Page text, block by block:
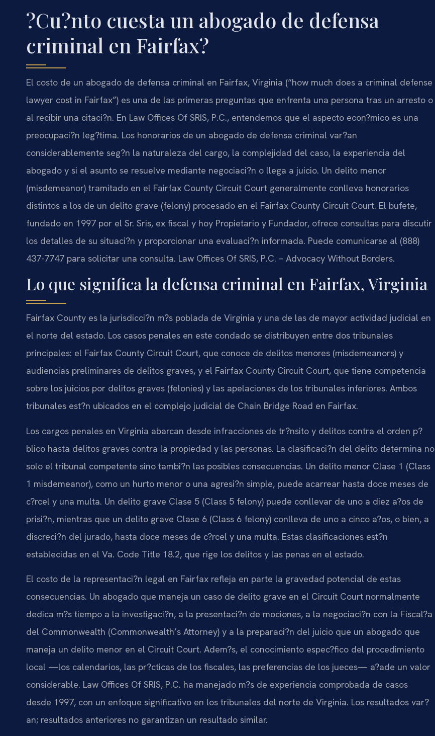
?Cu?nto cuesta un abogado de defensa
criminal en Fairfax?
El costo de un abogado de defensa criminal en Fairfax, Virginia (“how much does a criminal defense
lawyer cost in Fairfax”) es una de las primeras preguntas que enfrenta una persona tras un arresto o
al recibir una citaci?n. En Law Offices Of SRIS, P.C., entendemos que el aspecto econ?mico es una
preocupaci?n leg?tima. Los honorarios de un abogado de defensa criminal var?an
considerablemente seg?n la naturaleza del cargo, la complejidad del caso, la experiencia del
abogado y si el asunto se resuelve mediante negociaci?n o llega a juicio. Un delito menor
(misdemeanor) tramitado en el Fairfax County Circuit Court generalmente conlleva honorarios
distintos a los de un delito grave (felony) procesado en el Fairfax County Circuit Court. El bufete,
fundado en 1997 por el Sr. Sris, ex fiscal y hoy Propietario y Fundador, ofrece consultas para discutir
los detalles de su situaci?n y proporcionar una evaluaci?n informada. Puede comunicarse al (888)
437-7747 para solicitar una consulta. Law Offices Of SRIS, P.C. – Advocacy Without Borders.
Lo que significa la defensa criminal en Fairfax, Virginia
Fairfax County es la jurisdicci?n m?s poblada de Virginia y una de las de mayor actividad judicial en
el norte del estado. Los casos penales en este condado se distribuyen entre dos tribunales
principales: el Fairfax County Circuit Court, que conoce de delitos menores (misdemeanors) y
audiencias preliminares de delitos graves, y el Fairfax County Circuit Court, que tiene competencia
sobre los juicios por delitos graves (felonies) y las apelaciones de los tribunales inferiores. Ambos
tribunales est?n ubicados en el complejo judicial de Chain Bridge Road en Fairfax.
Los cargos penales en Virginia abarcan desde infracciones de tr?nsito y delitos contra el orden p?
blico hasta delitos graves contra la propiedad y las personas. La clasificaci?n del delito determina no
solo el tribunal competente sino tambi?n las posibles consecuencias. Un delito menor Clase 1 (Class
1 misdemeanor), como un hurto menor o una agresi?n simple, puede acarrear hasta doce meses de
c?rcel y una multa. Un delito grave Clase 5 (Class 5 felony) puede conllevar de uno a diez a?os de
prisi?n, mientras que un delito grave Clase 6 (Class 6 felony) conlleva de uno a cinco a?os, o bien, a
discreci?n del jurado, hasta doce meses de c?rcel y una multa. Estas clasificaciones est?n
establecidas en el Va. Code Title 18.2, que rige los delitos y las penas en el estado.
El costo de la representaci?n legal en Fairfax refleja en parte la gravedad potencial de estas
consecuencias. Un abogado que maneja un caso de delito grave en el Circuit Court normalmente
dedica m?s tiempo a la investigaci?n, a la presentaci?n de mociones, a la negociaci?n con la Fiscal?a
del Commonwealth (Commonwealth’s Attorney) y a la preparaci?n del juicio que un abogado que
maneja un delito menor en el Circuit Court. Adem?s, el conocimiento espec?fico del procedimiento
local —los calendarios, las pr?cticas de los fiscales, las preferencias de los jueces— a?ade un valor
considerable. Law Offices Of SRIS, P.C. ha manejado m?s de experiencia comprobada de casos
desde 1997, con un enfoque significativo en los tribunales del norte de Virginia. Los resultados var?
an; resultados anteriores no garantizan un resultado similar.